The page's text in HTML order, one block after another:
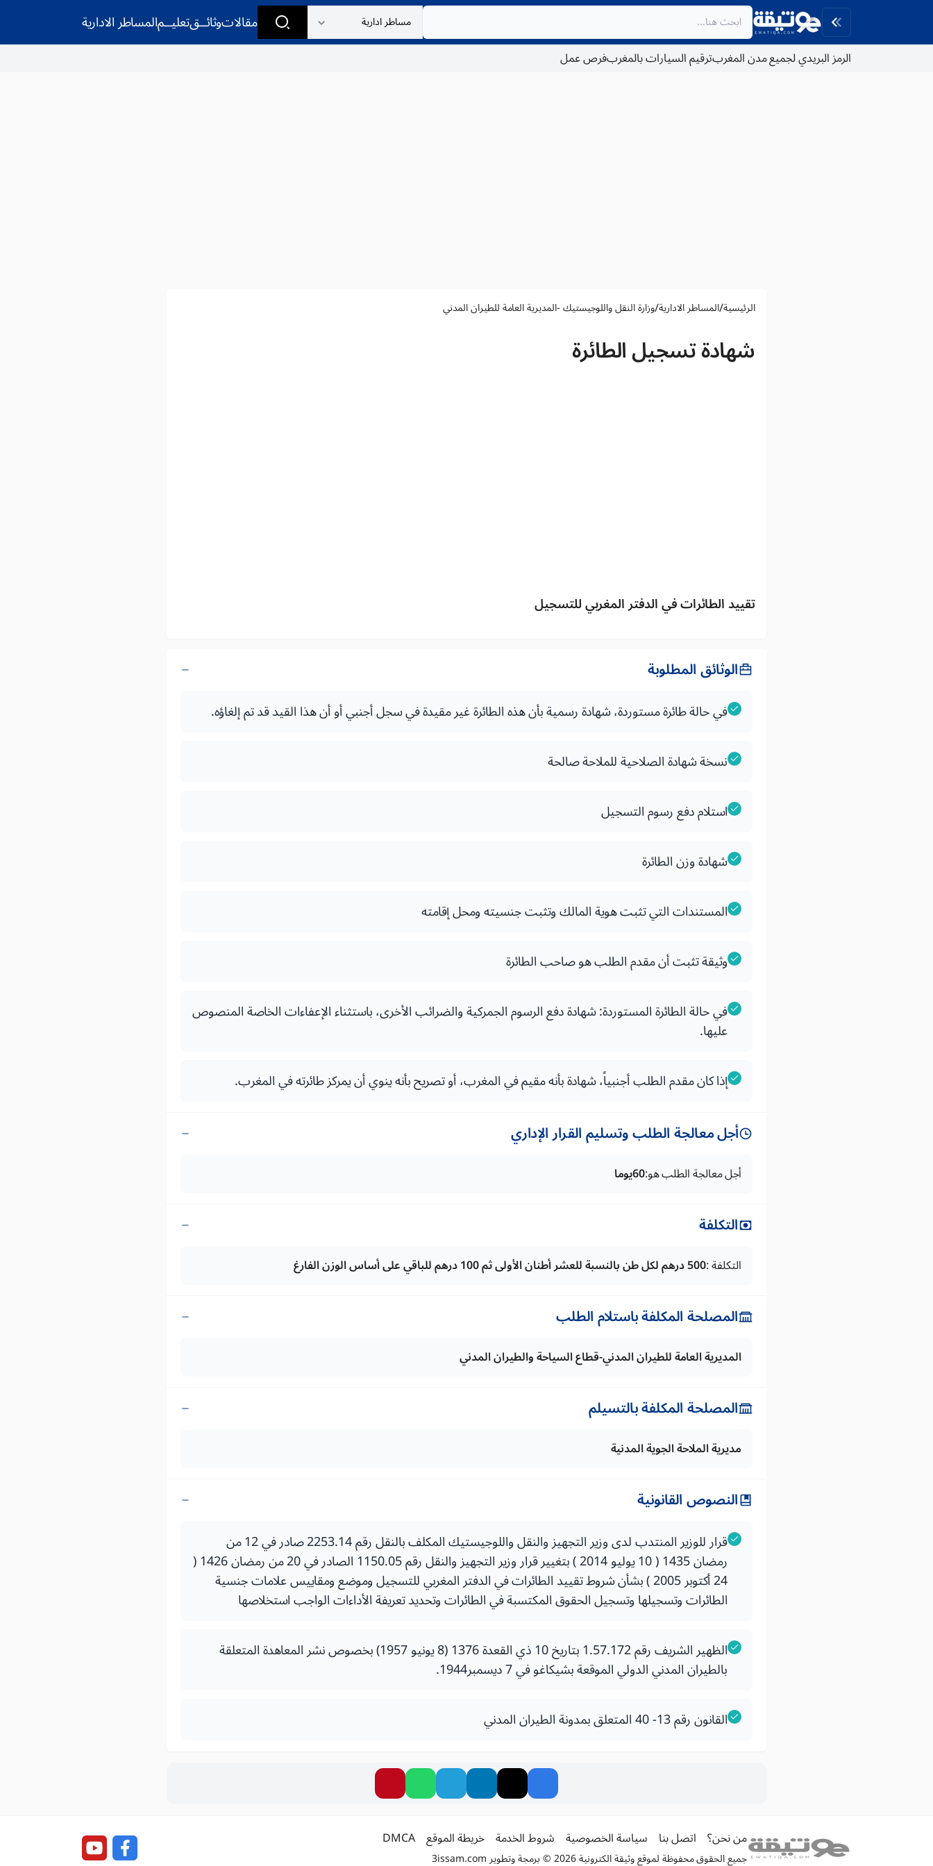
مقالاتوثائــقتعليــمالمساطر الادارية
الرمز البريدي لجميع مدن المغربترقيم السيارات بالمغربفرص عمل
الرئيسية/المساطر الادارية/وزارة النقل واللوجيستيك -المديرية العامة للطيران المدني
شهادة تسجيل الطائرة
تقييد الطائرات في الدفتر المغربي للتسجيل
الوثائق المطلوبة
في حالة طائرة مستوردة، شهادة رسمية بأن هذه الطائرة غير مقيدة في سجل أجنبي أو أن هذا القيد قد تم إلغاؤه.
نسخة شهادة الصلاحية للملاحة صالحة
استلام دفع رسوم التسجيل
شهادة وزن الطائرة
المستندات التي تثبت هوية المالك وتثبت جنسيته ومحل إقامته
وثيقة تثبت أن مقدم الطلب هو صاحب الطائرة
في حالة الطائرة المستوردة: شهادة دفع الرسوم الجمركية والضرائب الأخرى، باستثناء الإعفاءات الخاصة المنصوص
عليها.
إذا كان مقدم الطلب أجنبياً، شهادة بأنه مقيم في المغرب، أو تصريح بأنه ينوي أن يمركز طائرته في المغرب.
أجل معالجة الطلب وتسليم القرار الإداري
أجل معالجة الطلب هو:60يوما
التكلفة
التكلفة :500 درهم لكل طن بالنسبة للعشر أطنان الأولى ثم 100 درهم للباقي على أساس الوزن الفارغ
المصلحة المكلفة باستلام الطلب
المديرية العامة للطيران المدني-قطاع السياحة والطيران المدني
المصلحة المكلفة بالتسيلم
مديرية الملاحة الجوية المدنية
النصوص القانونية
قرار للوزير المنتدب لدى وزير التجهيز والنقل واللوجيستيك المكلف بالنقل رقم 2253.14 صادر في 12 من
رمضان 1435 ( 10 يوليو 2014 ) بتغيير قرار وزير التجهيز والنقل رقم 1150.05 الصادر في 20 من رمضان 1426 (
24 أكتوبر 2005 ) بشأن شروط تقييد الطائرات في الدفتر المغربي للتسجيل وموضع ومقاييس علامات جنسية
الطائرات وتسجيلها وتسجيل الحقوق المكتسبة في الطائرات وتحديد تعريفة الأداءات الواجب استخلاصها
الظهير الشريف رقم 1.57.172 بتاريخ 10 ذي القعدة 1376 (8 يونيو 1957) بخصوص نشر المعاهدة المتعلقة
بالطيران المدني الدولي الموقعة بشيكاغو في 7 ديسمبر1944.
القانون رقم 13- 40 المتعلق بمدونة الطيران المدني
من نحن؟ اتصل بنا سياسة الخصوصية شروط الخدمة خريطة الموقع DMCA
جميع الحقوق محفوظة لموقع وثيقة الكترونية 2026 © برمجة وتطوير 3issam.com